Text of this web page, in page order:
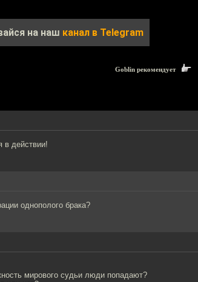
на наш канал в Telegram
Goblin рекомендует
в действии!
однополого брака?
мирового судьи люди попадают?